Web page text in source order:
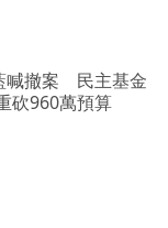
喊撤案 民主基金
砍960萬預算